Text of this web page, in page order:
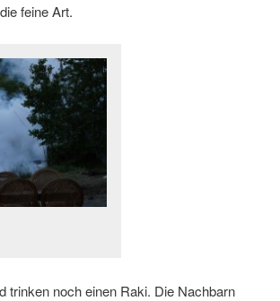
feine Art.
trinken noch einen Raki. Die Nachbarn